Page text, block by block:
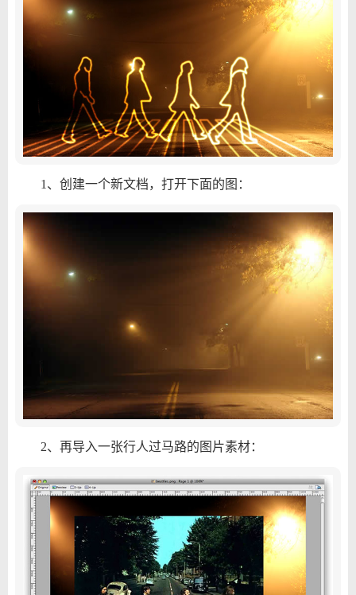
1、创建一个新文档，打开下面的图：
2、再导入一张行人过马路的图片素材：